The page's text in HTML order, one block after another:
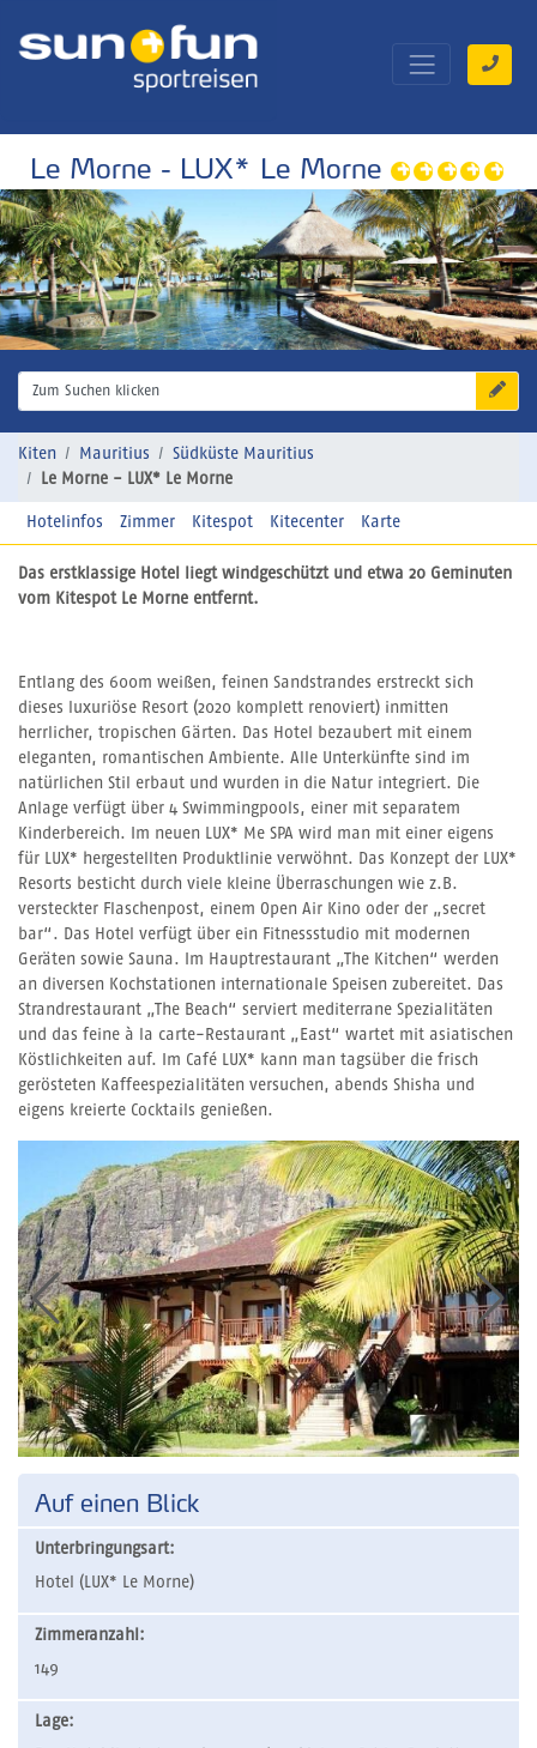
Le Morne - LUX* Le Morne
Zum Suchen klicken
Kiten Mauritius
Südküste Mauritius
Le Morne - LUX* Le Morne
Hotelinfos Zimmer Kitespot Kitecenter Karte
Das erstklassige Hotel liegt windgeschützt und etwa 20 Geminuten
vom Kitespot Le Morne entfernt.
Entlang des 600m weißen, feinen Sandstrandes erstreckt sich
dieses luxuriöse Resort (2020 komplett renoviert) inmitten
herrlicher, tropischen Gärten. Das Hotel bezaubert mit einem
eleganten, romantischen Ambiente. Alle Unterkünfte sind im
natürlichen Stil erbaut und wurden in die Natur integriert. Die
Anlage verfügt über 4 Swimmingpools, einer mit separatem
Kinderbereich. Im neuen LUX* Me SPA wird man mit einer eigens
für LUX* hergestellten Produktlinie verwöhnt. Das Konzept der LUX*
Resorts besticht durch viele kleine Überraschungen wie z.B.
versteckter Flaschenpost, einem Open Air Kino oder der „secret
bar“. Das Hotel verfügt über ein Fitnessstudio mit modernen
Geräten sowie Sauna. Im Hauptrestaurant „The Kitchen“ werden
an diversen Kochstationen internationale Speisen zubereitet. Das
Strandrestaurant „The Beach“ serviert mediterrane Spezialitäten
und das feine à la carte-Restaurant „East“ wartet mit asiatischen
Köstlichkeiten auf. Im Café LUX* kann man tagsüber die frisch
gerösteten Kaffeespezialitäten versuchen, abends Shisha und
eigens kreierte Cocktails genießen.
Auf einen Blick
Unterbringungsart:
Hotel (LUX* Le Morne)
Zimmeranzahl:
149
Lage: